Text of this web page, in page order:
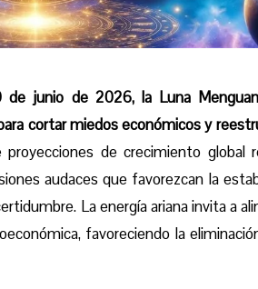
junio de 2026, la Luna
cortar miedos económicos y
de crecimiento global
audaces que favorezcan la
La energía ariana invita a
favoreciendo la